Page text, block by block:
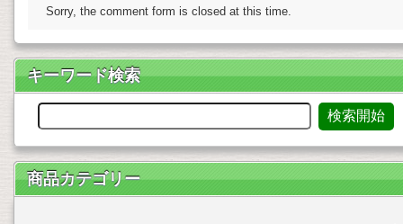
Sorry, the comment form is closed at this time.
キーワード検索
商品カテゴリー